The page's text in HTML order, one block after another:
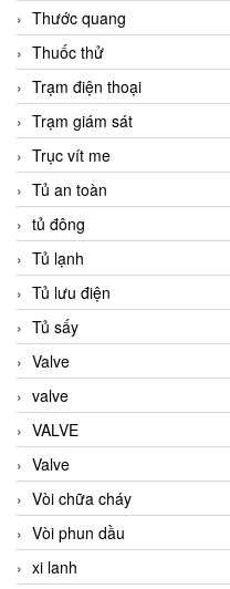
Thước quang
Thuốc thử
Trạm điện thoại
Trạm giám sát
Trục vít me
Tủ an toàn
tủ đông
Tủ lạnh
Tủ lưu điện
Tủ sấy
Valve
valve
VALVE
Valve
Vòi chữa cháy
Vòi phun dầu
xi lanh